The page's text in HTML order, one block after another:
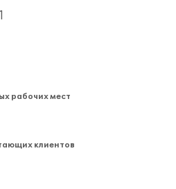
рабочих мест
клиентов